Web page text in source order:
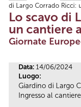
Tu sei qui
di Largo Corrado Ricci:
Lo scavo di
un cantiere
Giornate
Data: 14/06/2024
Luogo:
Giardino di Largo
Ingresso al cantiere